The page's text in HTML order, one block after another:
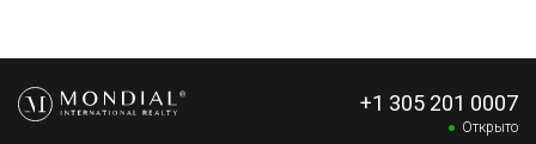
+1 305 201 0007
Открыто